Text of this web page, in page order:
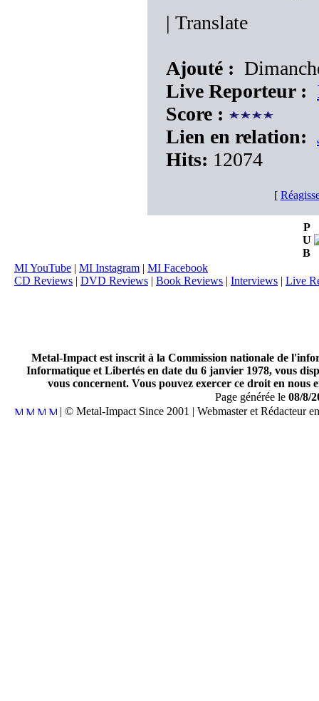
| Translate
Ajouté :
Live Reporteur :
Score :
Lien en relation:
Hits: 12074
[
P
U
B
MI YouTube | MI Instagram | MI Facebook
CD Reviews | DVD Reviews | Book Reviews | Interviews | Live
Metal-Impact est inscrit à la Commission nationale de
Informatique et Libertés en date du 6 janvier 1978, vous
vous concernent. Vous pouvez exercer ce droit en
Page générée le 08/8/
| © Metal-Impact Since 2001 | Webmaster et Rédacteur